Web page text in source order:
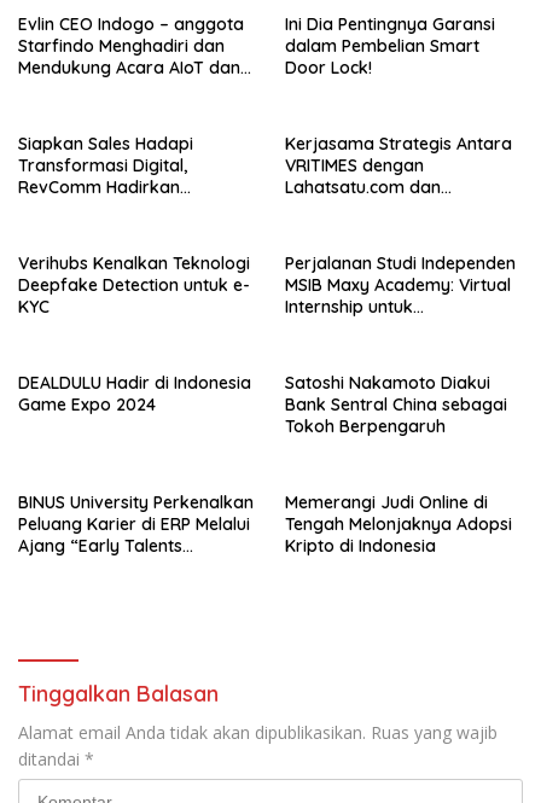
Evlin CEO Indogo – anggota
Starfindo Menghadiri dan
Mendukung Acara AIoT dan
Ini Dia Pentingnya Garansi
dalam Pembelian Smart
Door Lock!
Siapkan Sales Hadapi
Transformasi Digital,
RevComm Hadirkan
Kerjasama Strategis Antara
VRITIMES dengan
Lahatsatu.com dan
Indonesia
Verihubs Kenalkan Teknologi
Deepfake Detection untuk e-
KYC
Perjalanan Studi Independen
MSIB Maxy Academy: Virtual
Internship untuk
DEALDULU Hadir di Indonesia
Game Expo 2024
Satoshi Nakamoto Diakui
Bank Sentral China sebagai
Tokoh Berpengaruh
BINUS University Perkenalkan
Peluang Karier di ERP Melalui
Ajang “Early Talents
Memerangi Judi Online di
Tengah Melonjaknya Adopsi
Kripto di Indonesia
Tinggalkan Balasan
Alamat email Anda tidak akan dipublikasikan. Ruas yang wajib
ditandai *